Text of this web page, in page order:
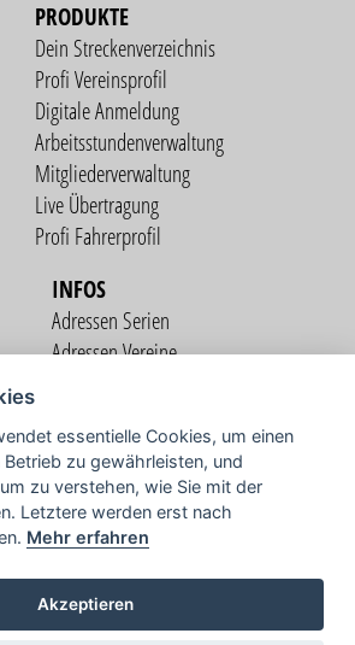
PRODUKTE
Dein Streckenverzeichnis
Profi Vereinsprofil
Digitale Anmeldung
Arbeitsstundenverwaltung
Mitgliederverwaltung
Live Übertragung
Profi Fahrerprofil
INFOS
Adressen Serien
Adressen Vereine
COMMUNITY
TV
essentielle Cookies, um einen
zu gewährleisten, und
zu verstehen, wie Sie mit der
Letztere werden erst nach
Mehr erfahren
Akzeptieren